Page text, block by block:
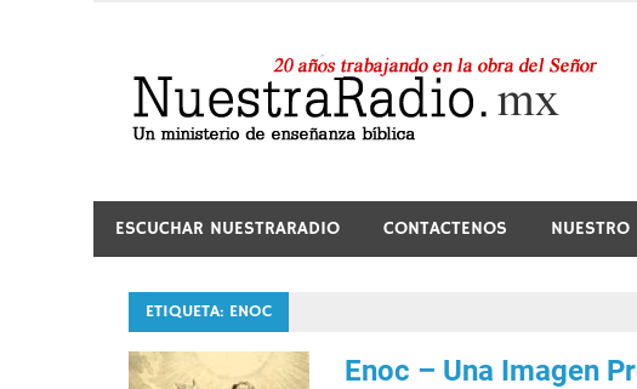
contenido
ESCUCHAR NUESTRARADIO CONTACTENOS
ETIQUETA: ENOC
Enoc – Una Imagen